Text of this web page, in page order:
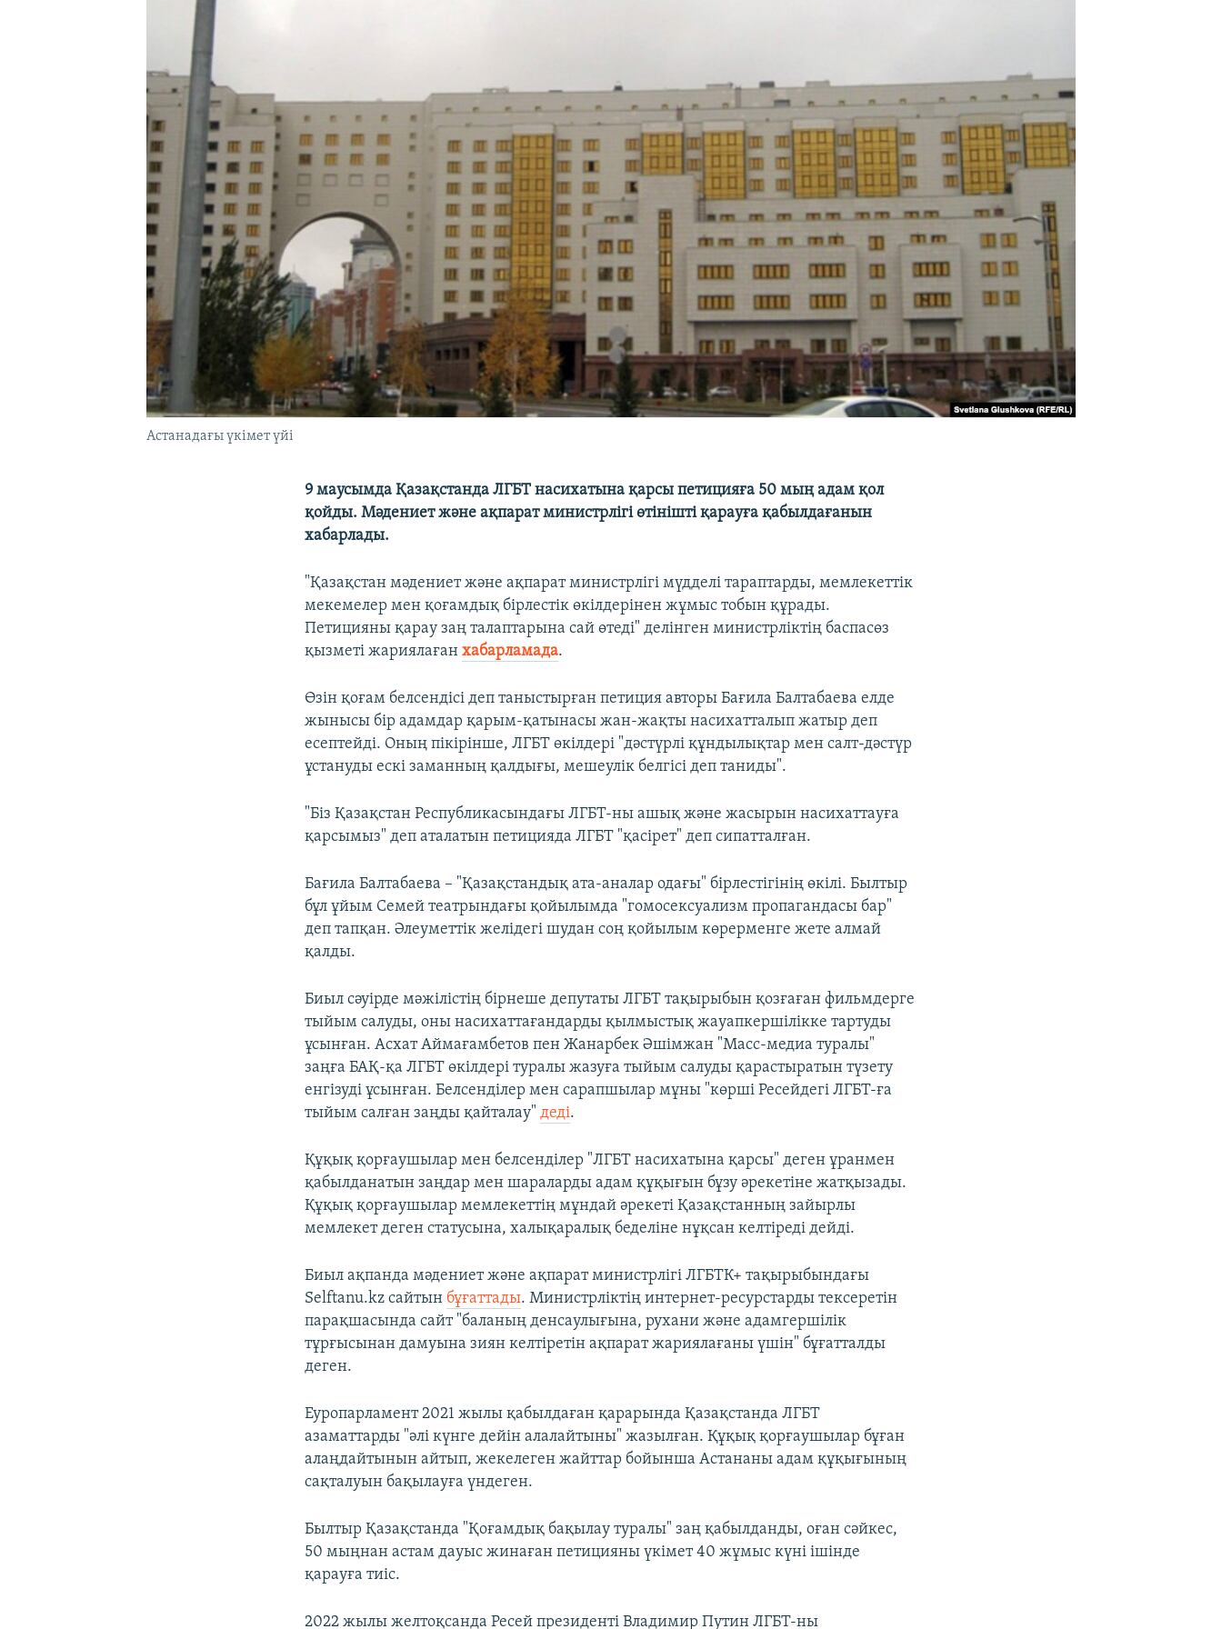
Астанадағы үкімет үйі
9 маусымда Қазақстанда ЛГБТ насихатына қарсы петицияға 50 мың адам қол
қойды. Мәдениет және ақпарат министрлігі өтінішті қарауға қабылдағанын
хабарлады.
"Қазақстан мәдениет және ақпарат министрлігі мүдделі тараптарды, мемлекеттік
мекемелер мен қоғамдық бірлестік өкілдерінен жұмыс тобын құрады.
Петицияны қарау заң талаптарына сай өтеді" делінген министрліктің баспасөз
қызметі жариялағанхабарламада.
Өзін қоғам белсендісі деп таныстырған петиция авторы Бағила Балтабаева елде
жынысы бір адамдар қарым-қатынасы жан-жақты насихатталып жатыр деп
есептейді. Оның пікірінше, ЛГБТ өкілдері "дәстүрлі құндылықтар мен салт-дәстүр
ұстануды ескі заманның қалдығы, мешеулік белгісі деп таниды".
"Біз Қазақстан Республикасындағы ЛГБТ-ны ашық және жасырын насихаттауға
қарсымыз" деп аталатын петицияда ЛГБТ "қасірет" деп сипатталған.
Бағила Балтабаева – "Қазақстандық ата-аналар одағы" бірлестігінің өкілі. Былтыр
бұл ұйым Семей театрындағы қойылымда "гомосексуализм пропагандасы бар"
деп тапқан. Әлеуметтік желідегі шудан соң қойылым көрерменге жете алмай
қалды.
Биыл сәуірде мәжілістің бірнеше депутаты ЛГБТ тақырыбын қозғаған фильмдерге
тыйым салуды, оны насихаттағандарды қылмыстық жауапкершілікке тартуды
ұсынған. Асхат Аймағамбетов пен Жанарбек Әшімжан "Масс-медиа туралы"
заңға БАҚ-қа ЛГБТ өкілдері туралы жазуға тыйым салуды қарастыратын түзету
енгізуді ұсынған. Белсенділер мен сарапшылар мұны "көрші Ресейдегі ЛГБТ-ға
тыйым салған заңды қайталау"деді.
Құқық қорғаушылар мен белсенділер "ЛГБТ насихатына қарсы" деген ұранмен
қабылданатын заңдар мен шараларды адам құқығын бұзу әрекетіне жатқызады.
Құқық қорғаушылар мемлекеттің мұндай әрекеті Қазақстанның зайырлы
мемлекет деген статусына, халықаралық беделіне нұқсан келтіреді дейді.
Биыл ақпанда мәдениет және ақпарат министрлігі ЛГБТК+ тақырыбындағы
Selftanu.kz сайтын бұғаттады. Министрліктің интернет-ресурстарды тексеретін
парақшасында сайт "баланың денсаулығына, рухани және адамгершілік
тұрғысынан дамуына зиян келтіретін ақпарат жариялағаны үшін" бұғатталды
деген.
Еуропарламент 2021 жылы қабылдаған қарарында Қазақстанда ЛГБТ
азаматтарды "әлі күнге дейін алалайтыны" жазылған. Құқық қорғаушылар бұған
алаңдайтынын айтып, жекелеген жайттар бойынша Астананы адам құқығының
сақталуын бақылауға үндеген.
Былтыр Қазақстанда "Қоғамдық бақылау туралы" заң қабылданды, оған сәйкес,
50 мыңнан астам дауыс жинаған петицияны үкімет 40 жұмыс күні ішінде
қарауға тиіс.
2022 жылы желтоқсанда Ресей президенті Владимир Путин ЛГБТ-ны